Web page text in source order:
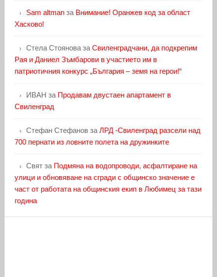
Sam altmanза Внимание! Оранжев код за област
Хасково!
Стела СтояновазаСвиленградчани, да подкрепим
Рая и Даниел Зъмбарови в участието им в
патриотичния конкурс „България – земя на герои!“
ИВАН за Продавам двустаен апартамент в
Свиленград
Стефан СтефановзаЛРД -Свиленград разсели над
700 пернати из ловните полета на дружинките
Святза Подмяна на водопроводи, асфалтиране на
улици и обновяване на сгради с общинско значение е
част от работата на общинския екип в Любимец за тази
година